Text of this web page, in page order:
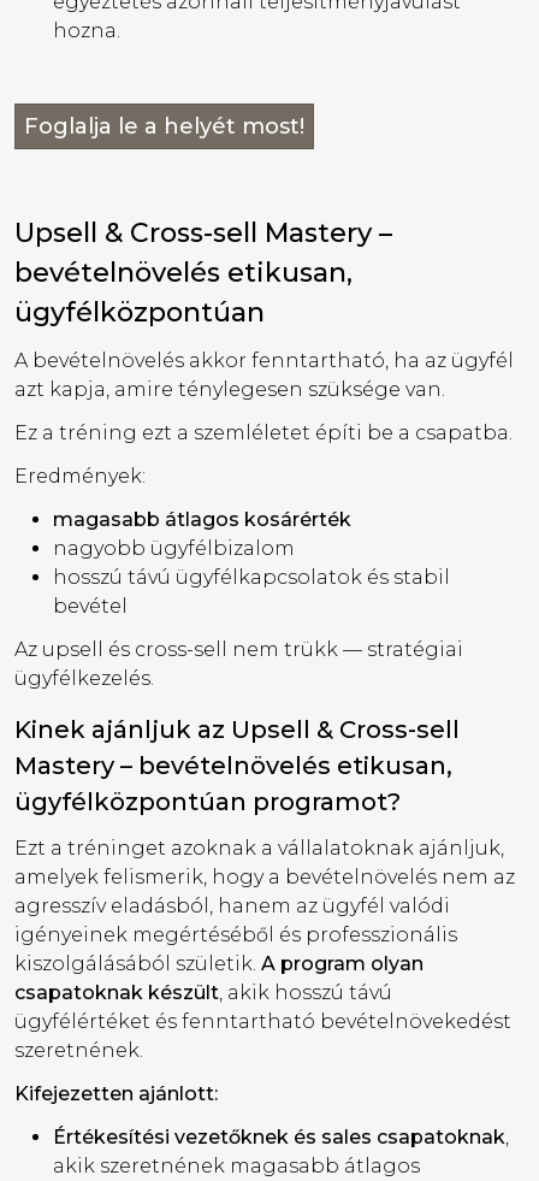
hozna.
Foglalja le a helyét most!
Upsell & Cross-sell Mastery –
bevételnövelés etikusan,
ügyfélközpontúan
A bevételnövelés akkor fenntartható, ha az ügyfél
azt kapja, amire ténylegesen szüksége van.
Ez a tréning ezt a szemléletet építi be a csapatba.
Eredmények:
magasabb átlagos kosárérték
nagyobb ügyfélbizalom
hosszú távú ügyfélkapcsolatok és stabil
bevétel
Az upsell és cross-sell nem trükk — stratégiai
ügyfélkezelés.
Kinek ajánljuk az Upsell & Cross-sell
Mastery – bevételnövelés etikusan,
ügyfélközpontúan programot?
Ezt a tréninget azoknak a vállalatoknak ajánljuk,
amelyek felismerik, hogy a bevételnövelés nem az
agresszív eladásból, hanem az ügyfél valódi
igényeinek megértéséből és professzionális
kiszolgálásából születik. A program olyan
csapatoknak készült , akik hosszú távú
ügyfélértéket és fenntartható bevételnövekedést
szeretnének.
Kifejezetten ajánlott:
Értékesítési vezetőknek és sales csapatoknak
akik szeretnének magasabb átlagos